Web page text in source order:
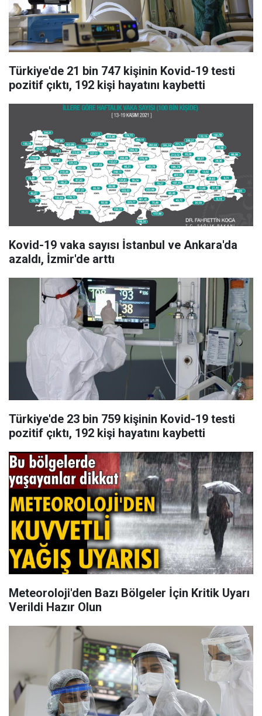
Türkiye'de 21 bin 747 kişinin Kovid-19 testi
pozitif çıktı, 192 kişi hayatını kaybetti
Kovid-19 vaka sayısı İstanbul ve Ankara'da
azaldı, İzmir'de arttı
Türkiye'de 23 bin 759 kişinin Kovid-19 testi
pozitif çıktı, 192 kişi hayatını kaybetti
Meteoroloji'den Bazı Bölgeler İçin Kritik Uyarı
Verildi Hazır Olun